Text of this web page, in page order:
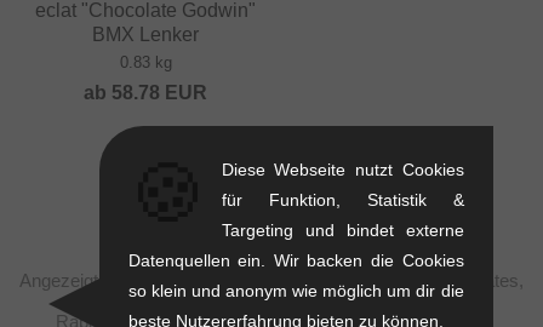
eclat "Chocolate Godwin"
BMX Lenker
0.83 kg
ab 58.78 EUR
Angezeigte Preise verstehen sich steuerfrei nach United States,
zzgl. Versandkosten. Durchgestrichene Preise (bei
Rabattierungen) entsprechen der UVP des Herstellers.
Diese Webseite nutzt Cookies
für Funktion, Statistik &
Targeting und bindet externe
Datenquellen ein. Wir backen die Cookies
so klein und anonym wie möglich um dir die
beste Nutzererfahrung bieten zu können.